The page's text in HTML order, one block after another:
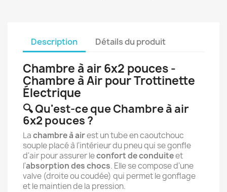
Description Détails du produit
Chambre à air 6x2 pouces -
Chambre à Air pour Trottinette
Électrique
🔍 Qu'est-ce que Chambre à air
6x2 pouces ?
Lachambre à airest un tube en caoutchouc
souple placé à l'intérieur du pneu qui se gonfle
d'air pour assurer leconfort de conduiteet
l'absorption des chocs. Elle se compose d'une
valve (droite ou coudée) qui permet le gonflage
et le maintien de la pression.